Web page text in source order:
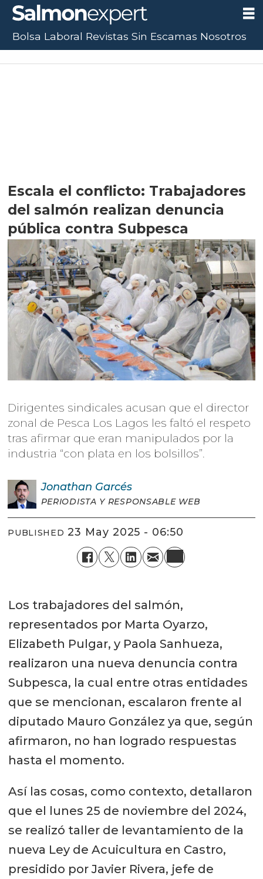
Escala el conflicto: Trabajadores
del salmón realizan denuncia
pública contra Subpesca
Dirigentes sindicales acusan que el director
zonal de Pesca Los Lagos les faltó el respeto
tras afirmar que eran manipulados por la
industria “con plata en los bolsillos”.
Jonathan Garcés
PERIODISTA Y RESPONSABLE WEB
PUBLISHED 23 May 2025 - 06:50
Los trabajadores del salmón,
representados por Marta Oyarzo,
Elizabeth Pulgar, y Paola Sanhueza,
realizaron una nueva denuncia contra
Subpesca, la cual entre otras entidades
que se mencionan, escalaron frente al
diputado Mauro González ya que, según
afirmaron, no han logrado respuestas
hasta el momento.
Así las cosas, como contexto, detallaron
que el lunes 25 de noviembre del 2024,
se realizó taller de levantamiento de la
nueva Ley de Acuicultura en Castro,
presidido por Javier Rivera, jefe de
Bolsa Laboral Revistas Sin Escamas Nosotros